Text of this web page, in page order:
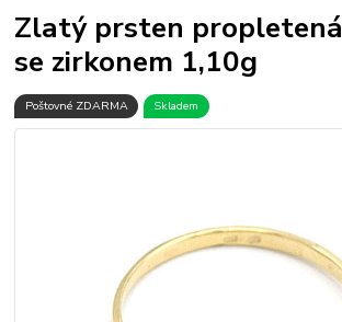
Zlatý prsten
se zirkonem 1,10g
Poštovné ZDARMA Skladem